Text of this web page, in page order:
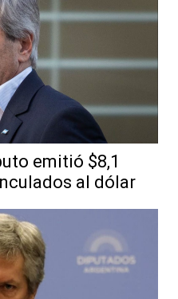
emitió $8,1
al dólar